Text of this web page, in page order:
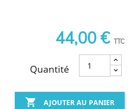
44,00 € TTC
Quantité
 AJOUTER AU PANIER